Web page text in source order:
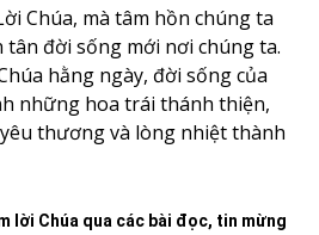
Chúa, mà tâm hồn chúng ta
tân đời sống mới nơi chúng ta.
hằng ngày, đời sống của
những hoa trái thánh thiện,
thương và lòng nhiệt thành
lời Chúa qua các bài đọc, tin mừng